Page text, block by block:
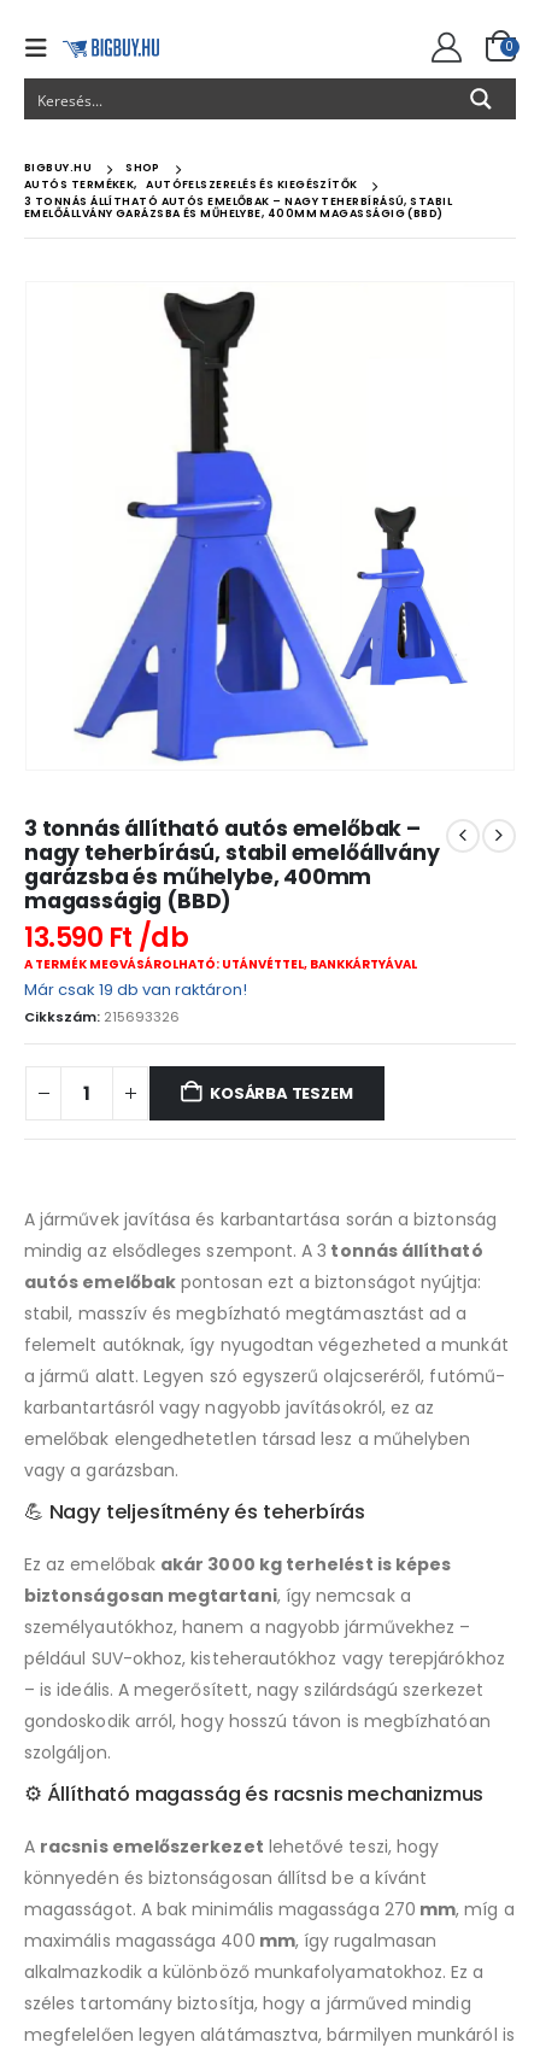
0
BIGBUY.HU
SHOP
AUTÓS TERMÉKEK,
AUTÓFELSZERELÉS ÉS KIEGÉSZÍTŐK
3 TONNÁS ÁLLÍTHATÓ AUTÓS EMELŐBAK – NAGY TEHERBÍRÁSÚ, STABIL
EMELŐÁLLVÁNY GARÁZSBA ÉS MŰHELYBE, 400MM MAGASSÁGIG (BBD)
3 tonnás állítható autós emelőbak –
nagy teherbírású, stabil emelőállvány
garázsba és műhelybe, 400mm
magasságig (BBD)
13.590 Ft
A TERMÉK MEGVÁSÁROLHATÓ: UTÁNVÉTTEL, BANKKÁRTYÁVAL
Már csak 19 db van raktáron!
Cikkszám: 215693326
KOSÁRBA TESZEM
A járművek javítása és karbantartása során a biztonság
mindig az elsődleges szempont. A 3 tonnás állítható
autós emelőbakpontosan ezt a biztonságot nyújtja:
stabil, masszív és megbízható megtámasztást ad a
felemelt autóknak, így nyugodtan végezheted a munkát
a jármű alatt. Legyen szó egyszerű olajcseréről, futómű-
karbantartásról vagy nagyobb javításokról, ez az
emelőbak elengedhetetlen társad lesz a műhelyben
vagy a garázsban.
💪 Nagy teljesítmény és teherbírás
Ez az emelőbak akár 3000 kg terhelést is képes
biztonságosan megtartani, így nemcsak a
személyautókhoz, hanem a nagyobb járművekhez –
például SUV-okhoz, kisteherautókhoz vagy terepjárókhoz
– is ideális. A megerősített, nagy szilárdságú szerkezet
gondoskodik arról, hogy hosszú távon is megbízhatóan
szolgáljon.
⚙️ Állítható magasság és racsnis mechanizmus
A racsnis emelőszerkezet lehetővé teszi, hogy
könnyedén és biztonságosan állítsd be a kívánt
magasságot. A bak minimális magassága 270 mm, míg a
maximális magassága 400 mm, így rugalmasan
alkalmazkodik a különböző munkafolyamatokhoz. Ez a
széles tartomány biztosítja, hogy a járműved mindig
megfelelően legyen alátámasztva, bármilyen munkáról is